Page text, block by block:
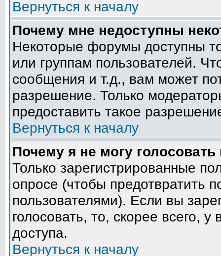
Вернуться к началу
Почему мне недоступны
Некоторые форумы доступны
или группам пользователей.
сообщения и т.д., вам может
разрешение. Только
предоставить такое
Вернуться к началу
Почему я не могу голосовать
Только зарегистрированные
опросе (чтобы предотвратить
пользователями). Если вы
голосовать, то, скорее всего,
доступа.
Вернуться к началу